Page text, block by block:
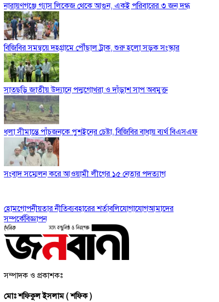
নারায়ণগঞ্জে গ্যাস লিকেজ থেকে আগুন, একই পরিবারের ৩ জন দগ্ধ
বিজিবির সমন্বয়ে দহগ্রামে পৌঁছাল ট্রাক, শুরু হলো সড়ক সংস্কার
সাতছড়ি জাতীয় উদ্যানে পদ্মগোখরা ও দাঁড়াশ সাপ অবমুক্ত
ধলা সীমান্তে পাঁচজনকে পুশইনের চেষ্টা, বিজিবির বাধায় ব্যর্থ বিএসএফ
সংবাদ সম্মেলন করে আওয়ামী লীগের ১৫ নেতার পদত্যাগ
হোমগোপনীয়তার নীতিব্যবহারের শর্তাবলিযোগাযোগআমাদের
সম্পর্কেবিজ্ঞাপন
সম্পাদক ও প্রকাশকঃ
মোঃ শফিকুল ইসলাম ( শফিক )